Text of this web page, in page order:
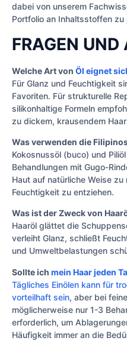
dabei von unserem
Portfolio an Inhaltsstoffen zu
FRAGEN
Welche Art von Öl eignet
Für Glanz und Feuchtigkeit
Favoriten. Für strukturelle
silikonhaltige Formeln
zu dickem, krausendem
Was verwenden die
Kokosnussöl (buco) und
Behandlungen mit Gugo-
Haut auf natürliche Weise zu
Feuchtigkeit zu entziehen.
Was ist der Zweck von
Haaröl glättet die
verleiht Glanz, schließt
und Umweltbelastungen
Sollte ich mein Haar jeden
Tägliches Einölen kann für
vorteilhaft sein, aber bei
möglicherweise nur 1-3
erforderlich, um
Häufigkeit immer an die